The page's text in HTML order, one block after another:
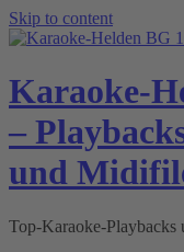
Skip to content
Karaoke-
–
und
Top-Karaoke-